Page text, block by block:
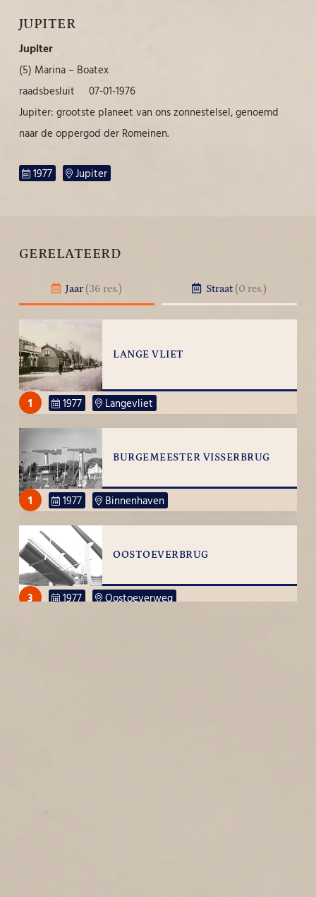
JUPITER
Jupiter
(5) Marina – Boatex
raadsbesluit 07-01-1976
Jupiter: grootste planeet van ons zonnestelsel, genoemd
naar de oppergod der Romeinen.
1977 Jupiter
GERELATEERD
Jaar (36 res.) Straat (0 res.)
LANGE VLIET
1 1977 Langevliet
BURGEMEESTER VISSERBRUG
1 1977 Binnenhaven
OOSTOEVERBRUG
3 1977 Oostoeverweg